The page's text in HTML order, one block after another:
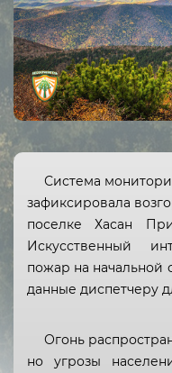
Система
зафиксировала
поселке Хасан
Искусственный
пожар на начальной
данные диспетчеру
Огонь
но угрозы